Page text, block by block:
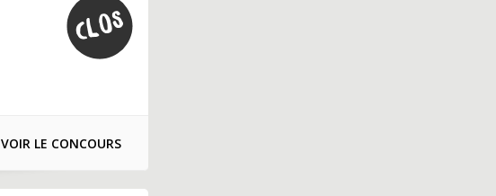
VOIR LE CONCOURS